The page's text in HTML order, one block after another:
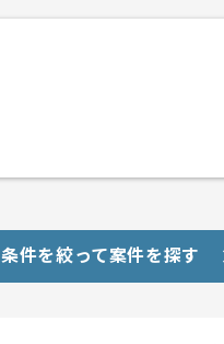
条件を絞って案件を探す